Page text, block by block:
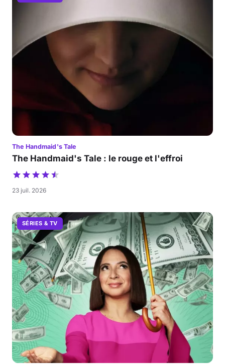
The Handmaid's Tale
The Handmaid's Tale : le rouge et l'effroi
23 juil. 2026
SÉRIES & TV